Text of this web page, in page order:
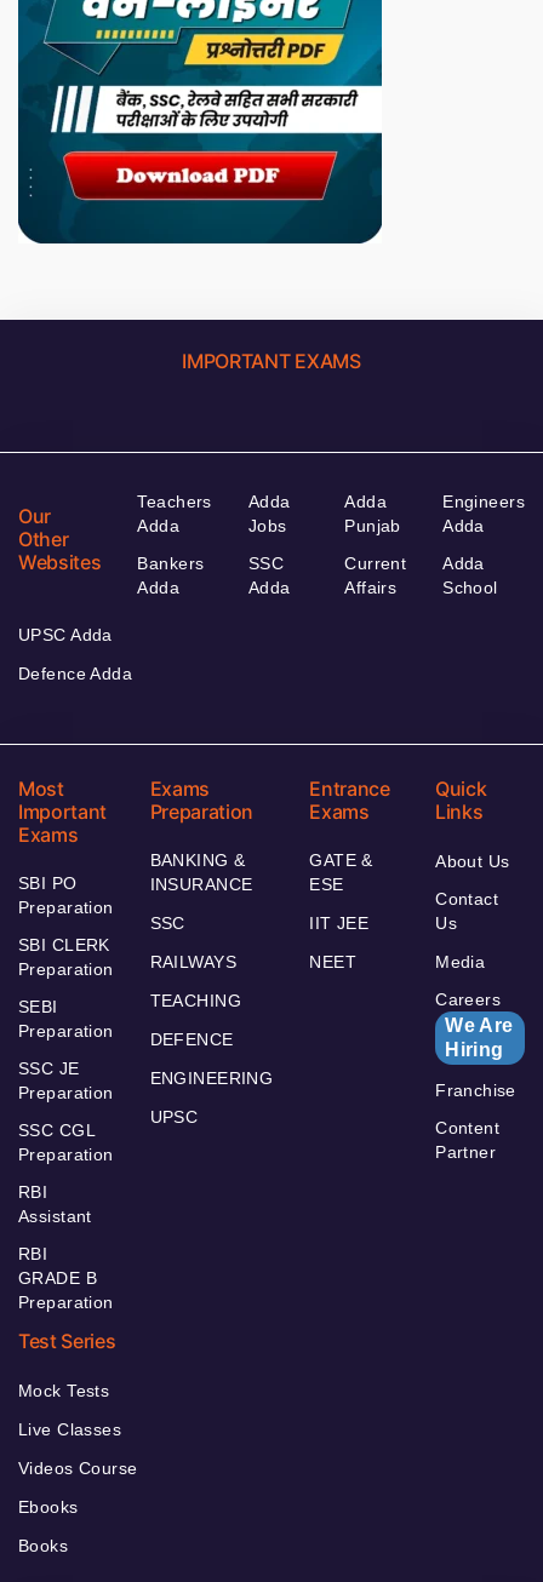
IMPORTANT EXAMS
Our
Other
Websites
Teachers
Adda
Bankers
Adda
Adda
Jobs
SSC
Adda
Adda
Punjab
Current
Affairs
Engineers
Adda
Adda
School
UPSC Adda
Defence Adda
Most
Important
Exams
SBI PO
Preparation
SBI CLERK
Preparation
SEBI
Preparation
SSC JE
Preparation
SSC CGL
Preparation
RBI
Assistant
RBI
GRADE B
Preparation
Exams
Preparation
BANKING &
INSURANCE
SSC
RAILWAYS
TEACHING
DEFENCE
ENGINEERING
UPSC
Entrance
Exams
GATE &
ESE
IIT JEE
NEET
Quick
Links
About Us
Contact
Us
Media
Careers
We Are
Hiring
Franchise
Content
Partner
Test Series
Mock Tests
Live Classes
Videos Course
Ebooks
Books